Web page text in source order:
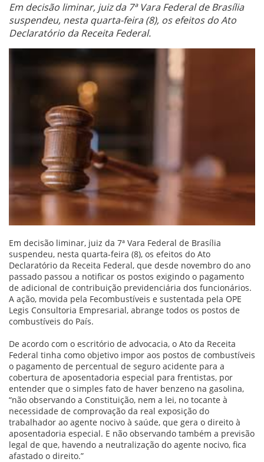
Em decisão liminar, juiz da 7ª Vara Federal de Brasília
suspendeu, nesta quarta-feira (8), os efeitos do Ato
Declaratório da Receita Federal.
Em decisão liminar, juiz da 7ª Vara Federal de Brasília
suspendeu, nesta quarta-feira (8), os efeitos do Ato
Declaratório da Receita Federal, que desde novembro do ano
passado passou a notificar os postos exigindo o pagamento
de adicional de contribuição previdenciária dos funcionários.
A ação, movida pela Fecombustíveis e sustentada pela OPE
Legis Consultoria Empresarial, abrange todos os postos de
combustíveis do País.
De acordo com o escritório de advocacia, o Ato da Receita
Federal tinha como objetivo impor aos postos de combustíveis
o pagamento de percentual de seguro acidente para a
cobertura de aposentadoria especial para frentistas, por
entender que o simples fato de haver benzeno na gasolina,
“não observando a Constituição, nem a lei, no tocante à
necessidade de comprovação da real exposição do
trabalhador ao agente nocivo à saúde, que gera o direito à
aposentadoria especial. E não observando também a previsão
legal de que, havendo a neutralização do agente nocivo, fica
afastado o direito.”